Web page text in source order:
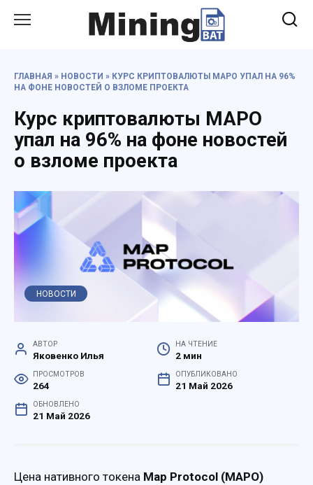
ГЛАВНАЯ » НОВОСТИ » КУРС КРИПТОВАЛЮТЫ MAPO УПАЛ НА 96%
НА ФОНЕ НОВОСТЕЙ О ВЗЛОМЕ ПРОЕКТА
Курс криптовалюты MAPO
упал на 96% на фоне новостей
о взломе проекта
НОВОСТИ
АВТОР
Яковенко Илья
НА ЧТЕНИЕ
2 мин
ПРОСМОТРОВ
264
ОПУБЛИКОВАНО
21 Май 2026
ОБНОВЛЕНО
21 Май 2026
Цена нативного токена Map Protocol (MAPO)